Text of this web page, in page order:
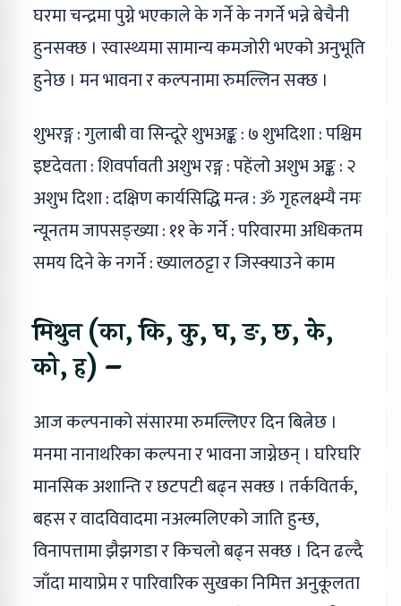
घरमा चन्द्रमा पुग्ने भएकाले के गर्ने के नगर्ने भन्ने बेचैनी
हुनसक्छ । स्वास्थ्यमा सामान्य कमजोरी भएको अनुभूति
हुनेछ । मन भावना र कल्पनामा रुमल्लिन सक्छ ।
शुभरङ्ग : गुलाबी वा सिन्दूरे शुभअङ्क : ७ शुभदिशा : पश्चिम
इष्टदेवता : शिवर्पावती अशुभ रङ्ग : पहेंलो अशुभ अङ्क : २
अशुभ दिशा : दक्षिण कार्यसिद्धि मन्त्र : ॐ गृहलक्ष्म्यै नमः
न्यूनतम जापसङ्ख्या : ११ के गर्ने : परिवारमा अधिकतम
समय दिने के नगर्ने : ख्यालठट्टा र जिस्क्याउने काम
मिथुन (का, कि, कु, घ, ङ, छ, के,
को, ह) –
आज कल्पनाको संसारमा रुमल्लिएर दिन बित्नेछ ।
मनमा नानाथरिका कल्पना र भावना जाग्नेछन् । घरिघरि
मानसिक अशान्ति र छटपटी बढ्न सक्छ । तर्कवितर्क,
बहस र वादविवादमा नअल्मलिएको जाति हुन्छ,
विनापत्तामा झैझगडा र किचलो बढ्न सक्छ । दिन ढल्दै
जाँदा मायाप्रेम र पारिवारिक सुखका निमित्त अनुकूलता